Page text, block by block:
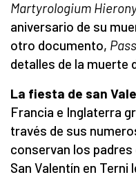
Martyrologium
aniversario de su
otro documento,
detalles de la muerte
La fiesta de san
Francia e Inglaterra
través de sus
conservan los
San Valentín en